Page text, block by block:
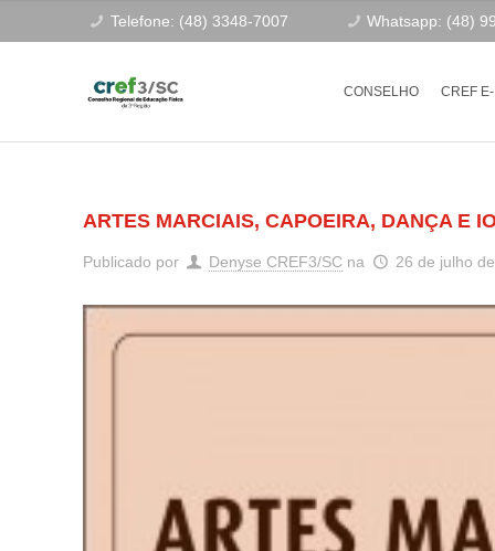
Telefone: (48) 3348-7007 Whatsapp: (48)
CONSELHO CREF
ARTES MARCIAIS, CAPOEIRA, DANÇA E
Publicado por Denyse CREF3/SC na 26 de julho